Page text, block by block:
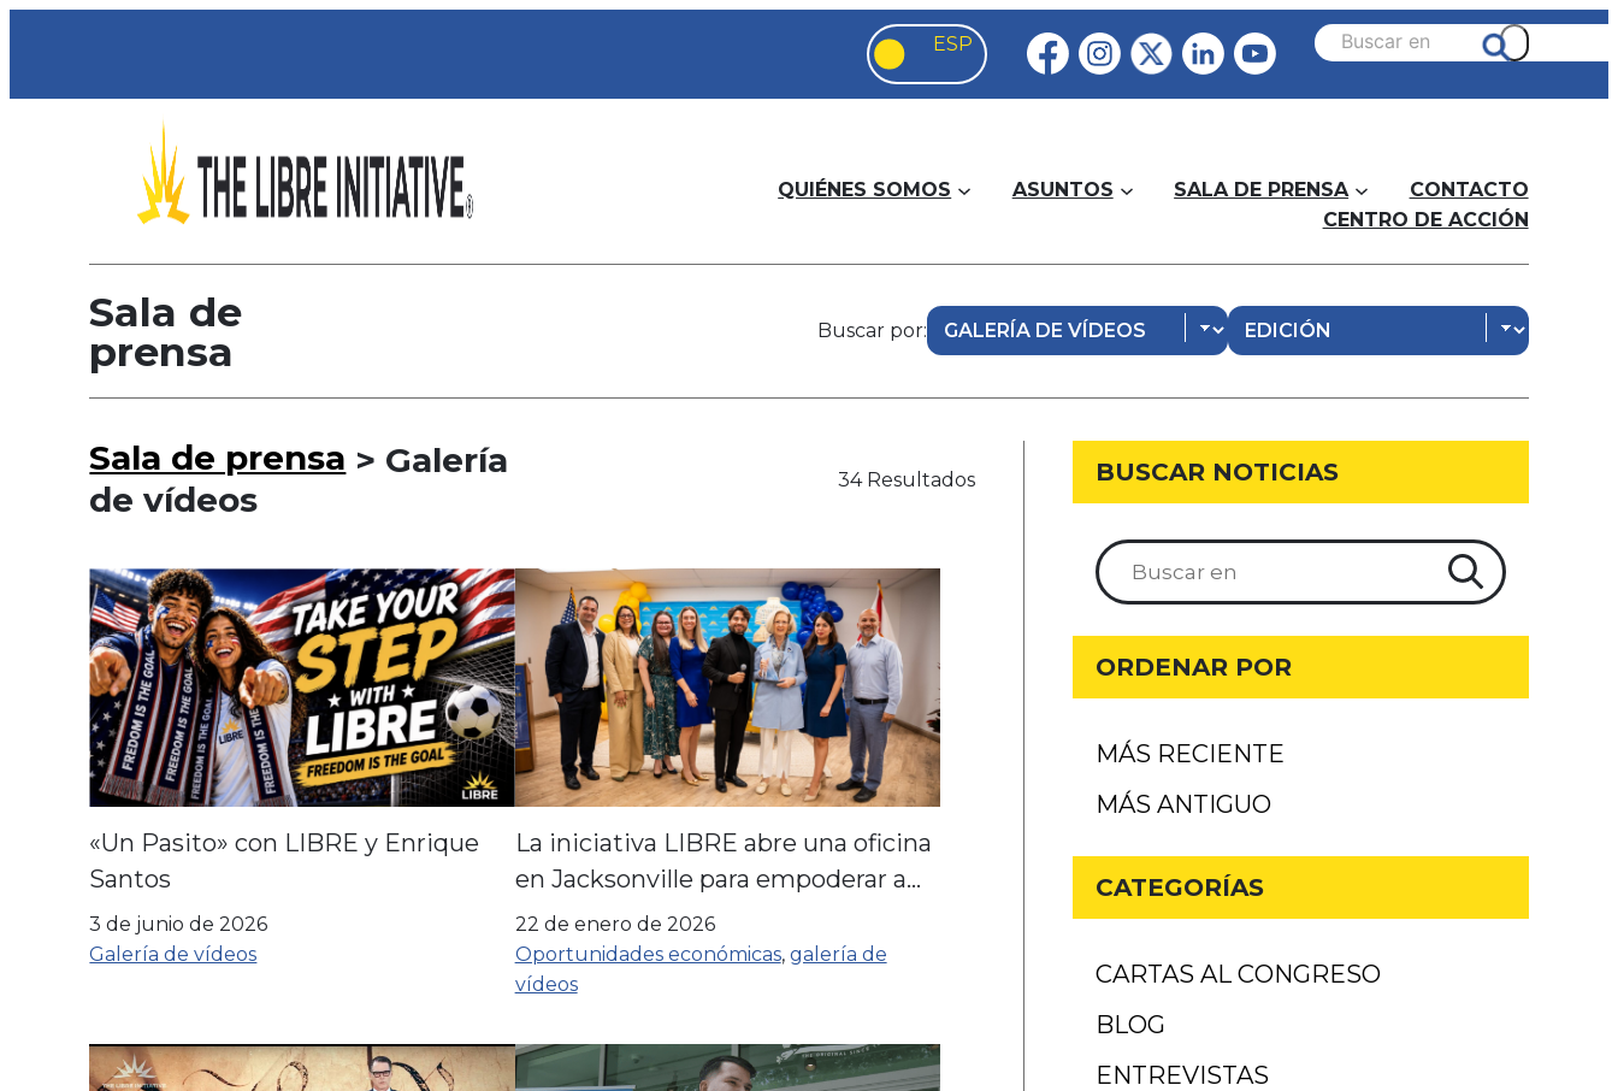
QUIÉNES SOMOS ASUNTOS SALA DE PRENSA
CONTACTO
CENTRO DE ACCIÓN
Sala de
prensa
Buscar por:
Sala de prensa > Galería
de vídeos
34 Resultados
«Un Pasito» con LIBRE y Enrique
Santos
3 de junio de 2026
Galería de vídeos
La iniciativa LIBRE abre una oficina
en Jacksonville para empoderar a
las comunidades locales
22 de enero de 2026
Oportunidades económicas, galería de
vídeos
BUSCAR NOTICIAS
ORDENAR POR
MÁS RECIENTE
MÁS ANTIGUO
CATEGORÍAS
CARTAS AL CONGRESO
BLOG
ENTREVISTAS